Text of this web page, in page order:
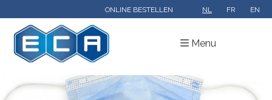
ONLINE BESTELLEN NL FR EN
Menu